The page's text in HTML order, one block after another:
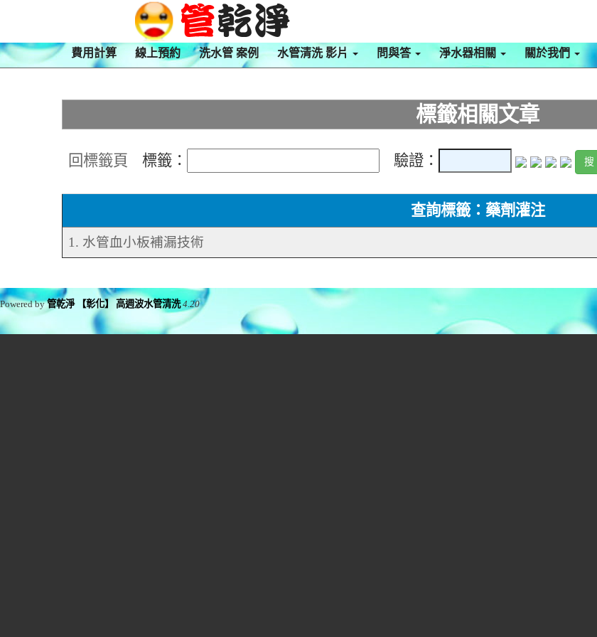
費用計算 線上預約 洗水管 案例 水管清洗 影片 問與答 淨水器相關 關於我們
標籤相關文章
回標籤頁 標籤： 驗證：
查詢標籤：藥劑灌注
1. 水管血小板補漏技術
Powered by管乾淨 【彰化】 高週波水管清洗 4.20